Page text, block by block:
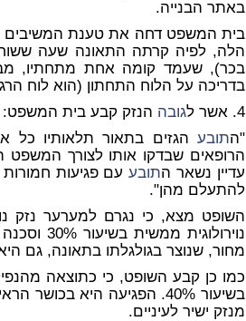
באתר הבנייה.
בית המשפט דחה את טענת המשיבים
הלה, לפיה קרתה התאונה שעה
בכר), שעמד קומה אחת מתחתיו,
בדריכה על הלוח התחתון (הוא לוח
4. אשר ל
גובה הנזק קבע בית המשפט:
"התובע הגזים בתאור תלאותיו כל
הרופאים שבדקו אותו לצורך
עדיין נשאר התובעעם פגיעות
להתעלם מהן".
מחור, שנוצר בגולגלתו בתאונה, גם היא
כמו כן קבע השופט, כי כתוצאה
בשיעור 40%. הפגיעה היא
מנזק ישיר לעיניים.